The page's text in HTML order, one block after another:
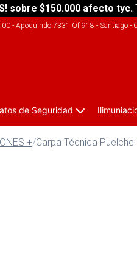
sobre $150.000 afecto
- Apoquindo 7331 Of 918 - Santiago -
de Seguridad
+/Carpa Técnica